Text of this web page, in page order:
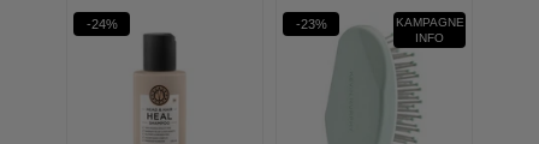
-24% -23%
KAMPAGNE
INFO